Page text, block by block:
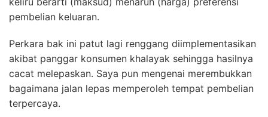
pembelian keluaran.
Perkara bak ini patut lagi renggang diimplementasikan
akibat panggar konsumen khalayak sehingga hasilnya
cacat melepaskan. Saya pun mengenai merembukkan
bagaimana jalan lepas memperoleh tempat pembelian
terpercaya.